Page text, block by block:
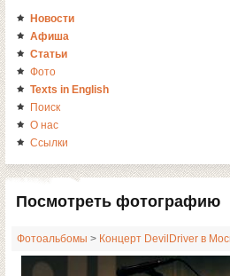
Новости
Афиша
Статьи
Фото
Texts in English
Поиск
О нас
Ссылки
Посмотреть фотографию
Фотоальбомы > Концерт DevilDriver в